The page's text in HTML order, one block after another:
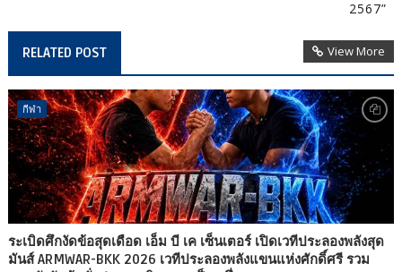
2567”
RELATED POST View More
กีฬา
ระเบิดศึกงัดข้อสุดเดือด เอ็ม บี เค เซ็นเตอร์ เปิดเวทีประลองพลังสุด
มันส์ ARMWAR-BKK 2026 เวทีประลองพลังแขนแห่งศักดิ์ศรี รวม